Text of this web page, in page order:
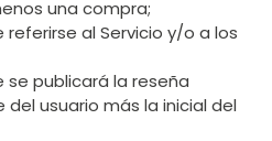
una compra;
al Servicio y/o a los
publicará la reseña
usuario más la inicial del